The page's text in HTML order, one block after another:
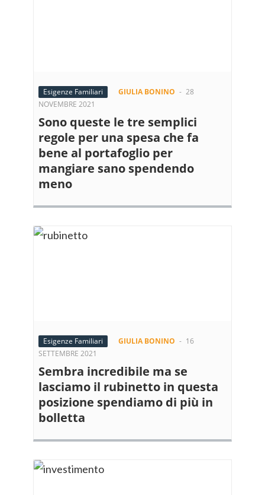
Esigenze Familiari GIULIA BONINO - 28
NOVEMBRE 2021
Sono queste le tre semplici
regole per una spesa che fa
bene al portafoglio per
mangiare sano spendendo
meno
Esigenze Familiari GIULIA BONINO - 16
SETTEMBRE 2021
Sembra incredibile ma se
lasciamo il rubinetto in questa
posizione spendiamo di più in
bolletta